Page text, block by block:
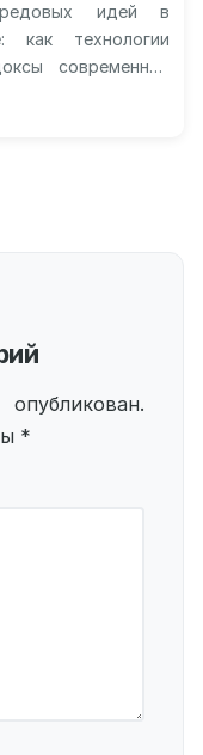
идей в
как технологии
современной
*